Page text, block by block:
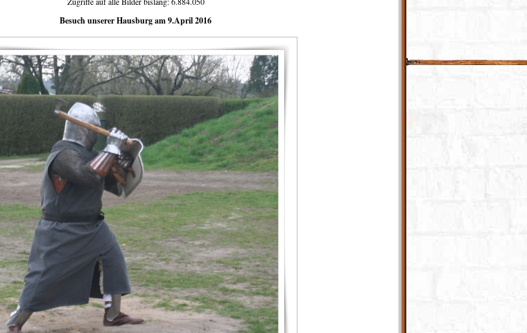
Besuch unserer Hausburg am 9.April 2016